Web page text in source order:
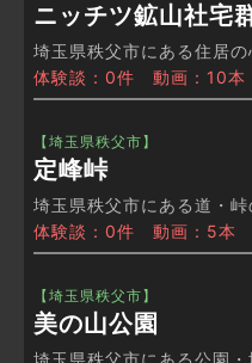
ニッチツ鉱山社宅
埼玉県秩父市にある住居の
体験談：0件 動画：10本
【埼玉県秩父市】
定峰峠
埼玉県秩父市にある道・峠
体験談：0件 動画：5本
【埼玉県秩父市】
美の山公園